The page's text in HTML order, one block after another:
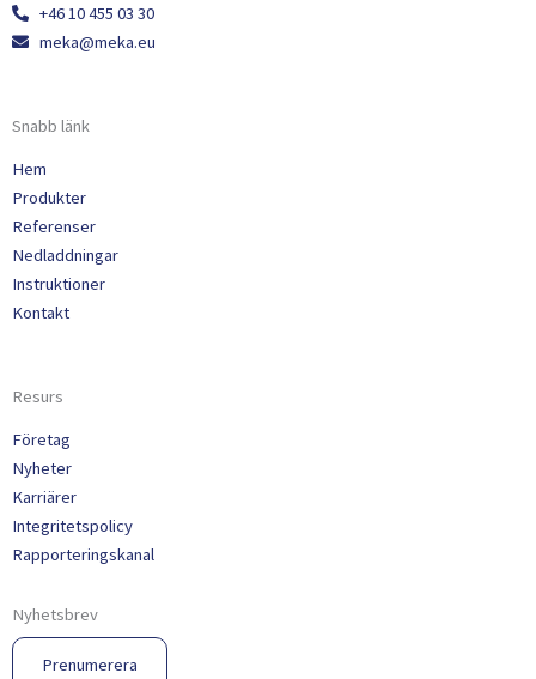
+46 10 455 03 30
meka@meka.eu
Snabb länk
Hem
Produkter
Referenser
Nedladdningar
Instruktioner
Kontakt
Resurs
Företag
Nyheter
Karriärer
Integritetspolicy
Rapporteringskanal
Nyhetsbrev
Prenumerera